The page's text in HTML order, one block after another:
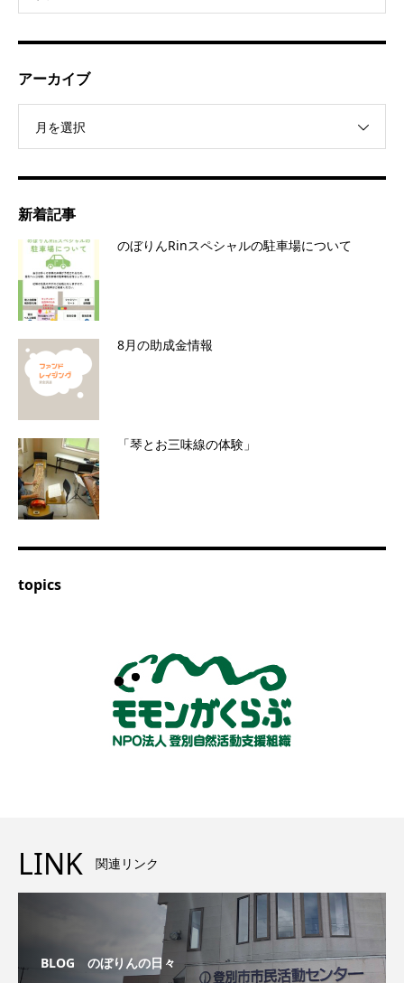
アーカイブ
月を選択
新着記事
のぼりんRinスペシャルの駐車場について
8月の助成金情報
「琴とお三味線の体験」
topics
LINK 関連リンク
BLOG のぼりんの日々